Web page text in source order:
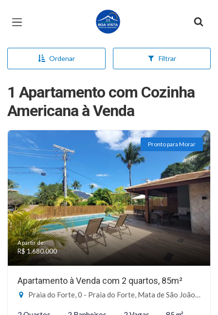
Página inicial
Ordenar Filtrar
1 Apartamento com Cozinha
Americana à Venda
Pronto para Morar
A partir de:
R$ 1.680.000
Apartamento à Venda com 2 quartos, 85m²
Praia do Forte, 0 - Praia do Forte, Mata de São João-BA